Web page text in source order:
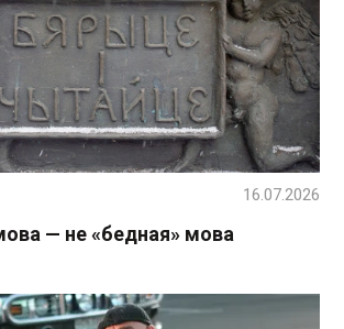
— не «бедная» мова
16.07.2026